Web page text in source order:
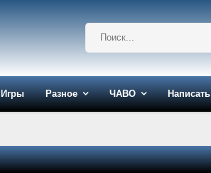
Игры Разное ЧАВО Написать